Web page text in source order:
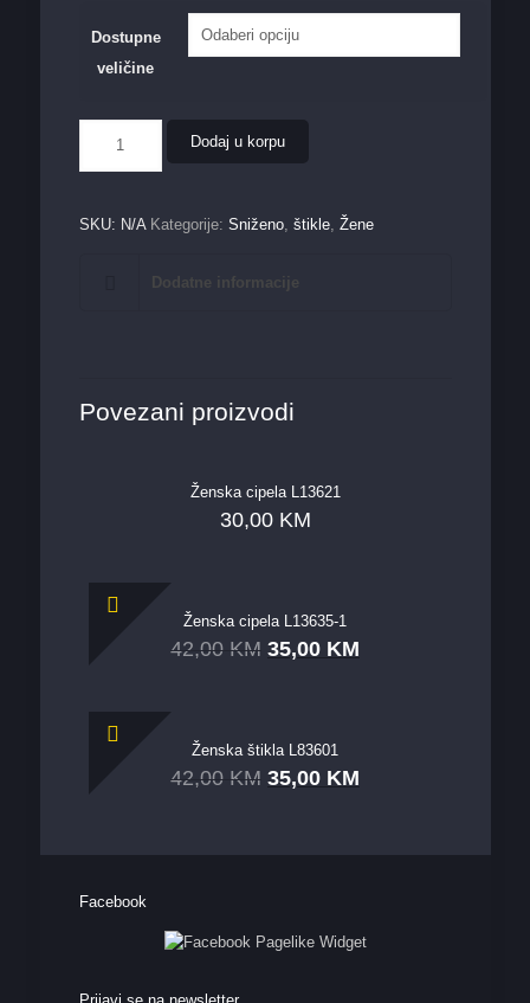
Dostupne
veličine
štikla
9146-
količina
Dodaj u korpu
SKU: N/A Kategorije: Sniženo, štikle, Žene
Dodatne informacije
Povezani proizvodi
Ženska cipela L13621
30,00 KM
Ženska cipela L13635-1
42,00 KM 35,00 KM
Ženska štikla L83601
42,00 KM 35,00 KM
Facebook